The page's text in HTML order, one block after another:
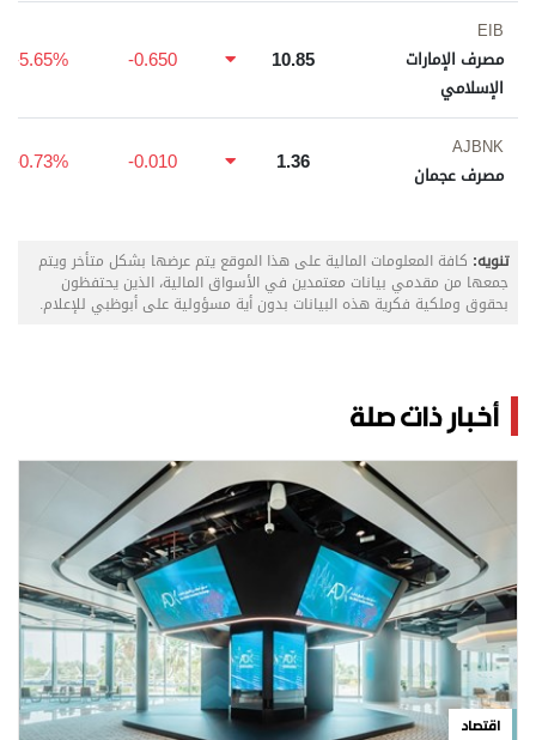
EIB
مصرف الإمارات
الإسلامي
10.85
-0.650
-5.65%
AJBNK
مصرف عجمان
1.36
-0.010
-0.73%
تنويه: كافة المعلومات المالية على هذا الموقع يتم عرضها بشكل متأخر ويتم
جمعها من مقدمي بيانات معتمدين في الأسواق المالية، الذين يحتفظون
بحقوق وملكية فكرية هذه البيانات بدون أية مسؤولية على أبوظبي للإعلام.
أخبار ذات صلة
اقتصاد